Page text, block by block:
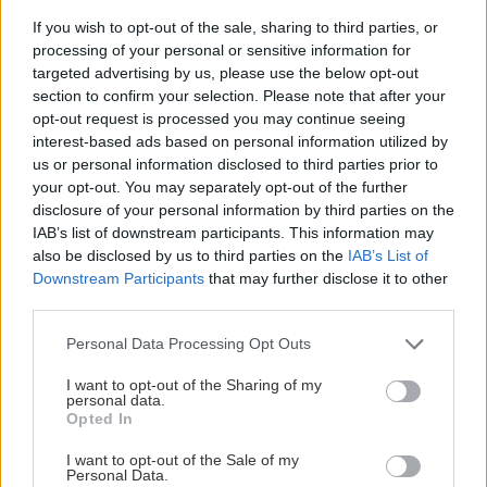
If you wish to opt-out of the sale, sharing to third parties, or
processing of your personal or sensitive information for
targeted advertising by us, please use the below opt-out
section to confirm your selection. Please note that after your
opt-out request is processed you may continue seeing
interest-based ads based on personal information utilized by
us or personal information disclosed to third parties prior to
your opt-out. You may separately opt-out of the further
disclosure of your personal information by third parties on the
IAB’s list of downstream participants. This information may
also be disclosed by us to third parties on the IAB’s List of
Downstream Participants that may further disclose it to other
Please note that this website/app uses one or more Google
not limited to your visit or usage behaviour. You may click to
grant or deny consent to Google and its third-party tags to
use your data for below specified purposes in below Google
consent section.
Personal Data Processing Opt Outs
I want to opt-out of the Sharing of my
personal data.
Opted In
I want to opt-out of the Sale of my
Personal Data.
Trvalky, ktoré znesú sucho a teplo? Tieto
deň